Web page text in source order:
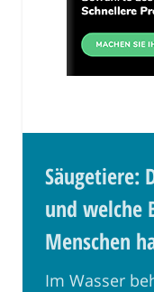
Säugetiere:
und welche
Menschen
Im Wasser